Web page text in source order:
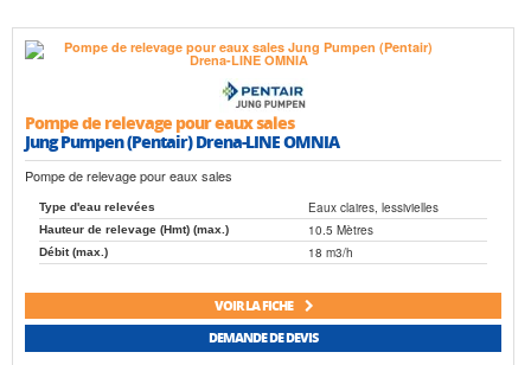
Pompe de relevage pour eaux sales
Jung Pumpen (Pentair) Drena-LINE OMNIA
Pompe de relevage pour eaux sales
Type d'eau relevées Eaux claires, lessivielles
Hauteur de relevage (Hmt) (max.) 10.5 Mètres
Débit (max.) 18 m3/h
VOIR LA FICHE
DEMANDE DE DEVIS